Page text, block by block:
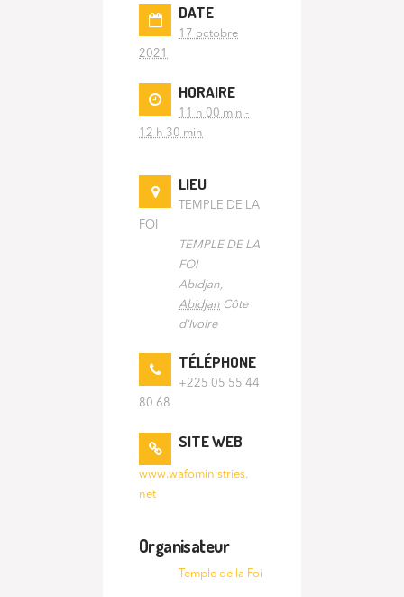
DATE
17 octobre
2021
HORAIRE
11 h 00 min -
12 h 30 min
LIEU
TEMPLE DE LA
FOI
TEMPLE DE LA
FOI
Abidjan
Abidjan Côte
d'Ivoire
TÉLÉPHONE
+225 05 55 44
80 68
SITE WEB
www.wafoministries.
net
Organisateur
Temple de la Foi